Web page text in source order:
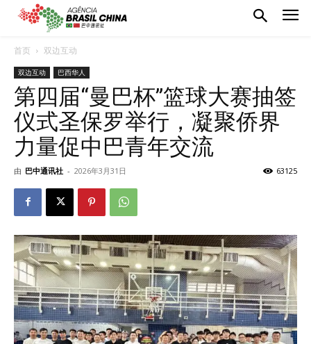
首页 双边互动
双边互动 巴西华人
第四届“曼巴杯”篮球大赛抽签
仪式圣保罗举行，凝聚侨界
力量促中巴青年交流
由 巴中通讯社 - 2026年3月31日 63125